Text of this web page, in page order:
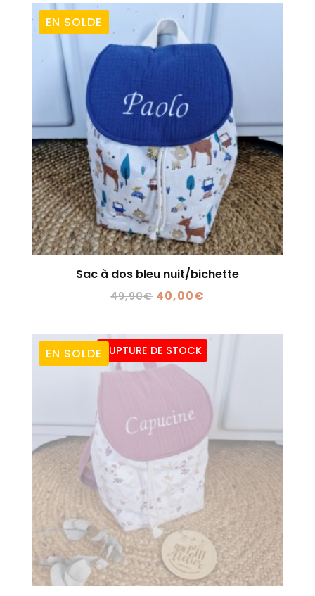
EN SOLDE
Sac à dos bleu nuit/bichette
49,90€ Le
initial
était :
49,90€.
40,00€
actuel
EN SOLDE RUPTURE DE STOCK